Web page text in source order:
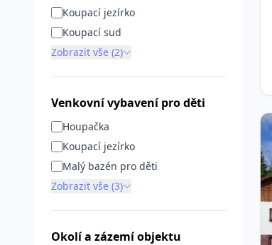
Koupací jezírko
Koupací sud
Zobrazit vše (2)
Venkovní vybavení pro děti
Houpačka
Koupací jezírko
Malý bazén pro děti
Zobrazit vše (3)
Okolí a zázemí objektu